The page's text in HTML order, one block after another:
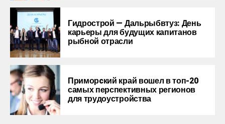
Гидрострой — Дальрыбвтуз: День
карьеры для будущих капитанов
рыбной отрасли
Приморcкий край вошел в топ-20
самых перспективных регионов
для трудоустройства